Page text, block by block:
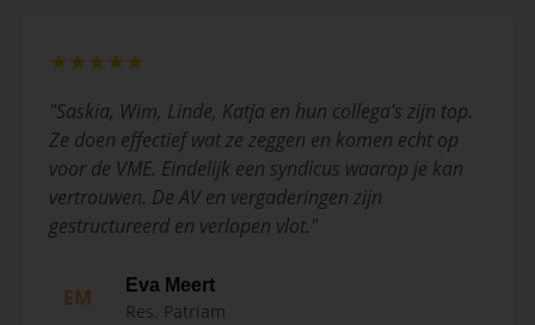
★★★★★
"Saskia, Wim, Linde, Katja en hun collega's zijn top.
Ze doen effectief wat ze zeggen en komen echt op
voor de VME. Eindelijk een syndicus waarop je kan
vertrouwen. De AV en vergaderingen zijn
gestructureerd en verlopen vlot."
EM Eva Meert
Res. Patriam